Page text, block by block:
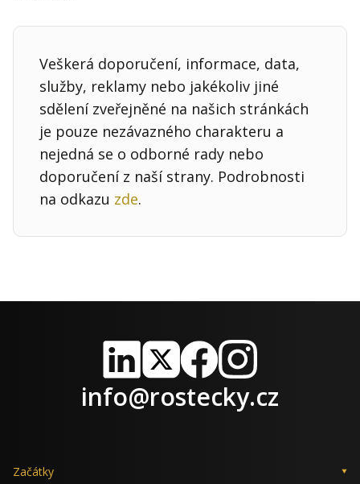
Veškerá doporučení, informace, data,
služby, reklamy nebo jakékoliv jiné
sdělení zveřejněné na našich stránkách
je pouze nezávazného charakteru a
nejedná se o odborné rady nebo
doporučení z naší strany. Podrobnosti
na odkazu zde.
LinkedIn
X FacebookInstagram
info@rostecky.cz
Začátky